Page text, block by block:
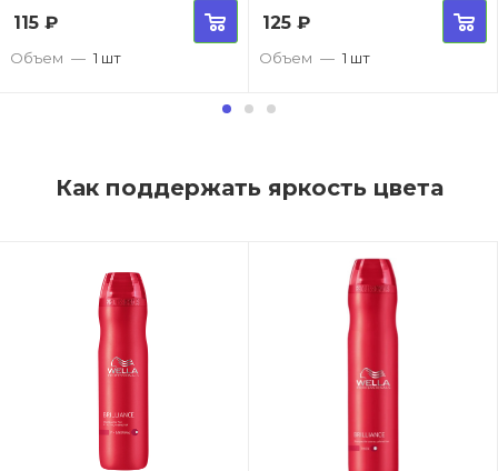
115 ₽
Объем — 1 шт
125₽
Объем — 1 шт
Как поддержать яркость цвета